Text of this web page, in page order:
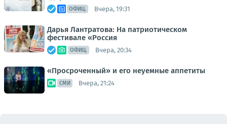
ОФИЦ. Вчера, 19:31
Дарья Лантратова: На патриотическом
фестивале «Россия
ОФИЦ. Вчера, 20:34
«Просроченный» и его неуемные аппетиты
СМИ Вчера, 21:24